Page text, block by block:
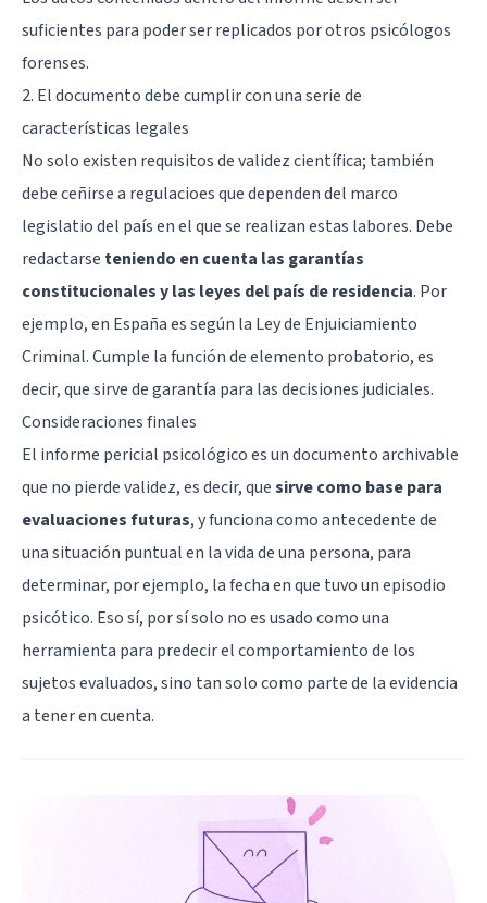
suficientes para poder ser replicados por otros psicólogos
forenses.
2. El documento debe cumplir con una serie de
características legales
No solo existen requisitos de validez científica; también
debe ceñirse a regulacioes que dependen del marco
legislatio del país en el que se realizan estas labores. Debe
redactarse teniendo en cuenta las garantías
constitucionales y las leyes del país de residencia. Por
ejemplo, en España es según la Ley de Enjuiciamiento
Criminal. Cumple la función de elemento probatorio, es
decir, que sirve de garantía para las decisiones judiciales.
Consideraciones finales
El informe pericial psicológico es un documento archivable
que no pierde validez, es decir, quesirve como base para
evaluaciones futuras, y funciona como antecedente de
una situación puntual en la vida de una persona, para
determinar, por ejemplo, la fecha en que tuvo un episodio
psicótico. Eso sí, por sí solo no es usado como una
herramienta para predecir el comportamiento de los
sujetos evaluados, sino tan solo como parte de la evidencia
a tener en cuenta.